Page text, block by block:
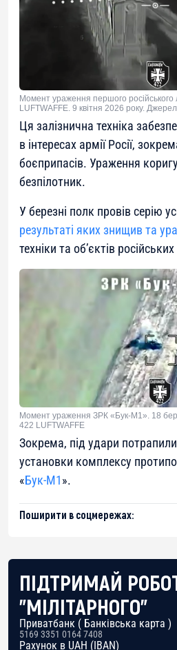
Момент ураження першого
LUFTWAFFE. 9 квітня 2026 року.
Ця залізнична техніка
в інтересах армії Росії,
боєприпасів. Ураження
безпілотник.
У березні полк провів серію
результаті яких знищив та
техніки та об’єктів
Момент ураження ЗРК «Бук-М1». 18
422 LUFTWAFFE
Зокрема, під удари потрапили
установки комплексу
«Бук-М1».
Поширити в соцмережах:
ПІДТРИМАЙ
"МІЛІТАРНОГО"
Приватбанк ( Банківська карта )
5169 3351 0164 7408
Рахунок в UAH (IBAN)